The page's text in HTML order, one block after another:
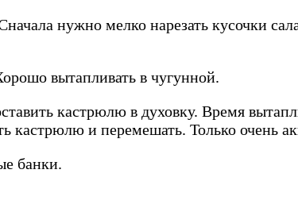
нужно мелко нарезать кусочки
вытапливать в чугунной.
кастрюлю в духовку. Время
кастрюлю и перемешать. Только очень
банки.